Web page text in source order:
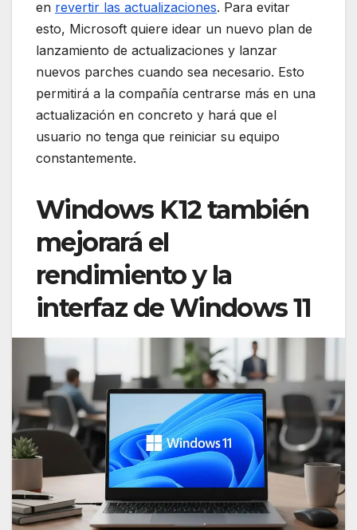
en revertir las actualizaciones. Para evitar
esto, Microsoft quiere idear un nuevo plan de
lanzamiento de actualizaciones y lanzar
nuevos parches cuando sea necesario. Esto
permitirá a la compañía centrarse más en una
actualización en concreto y hará que el
usuario no tenga que reiniciar su equipo
constantemente.
Windows K12 también
mejorará el
rendimiento y la
interfaz de Windows 11